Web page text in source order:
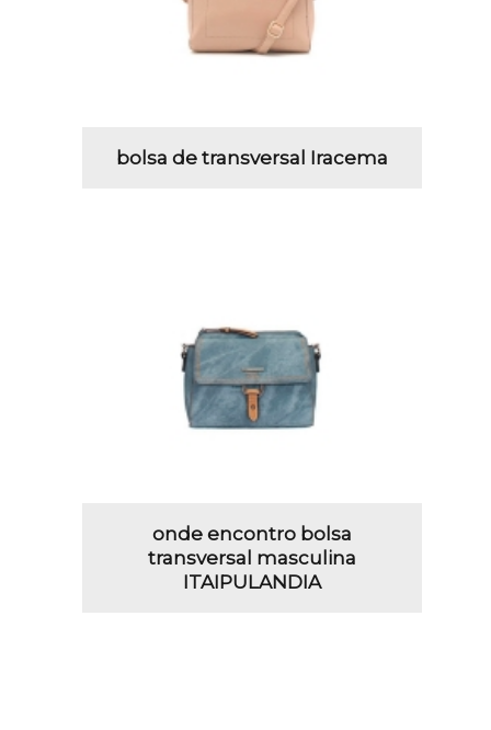
bolsa de transversal Iracema
onde encontro bolsa
transversal masculina
ITAIPULANDIA